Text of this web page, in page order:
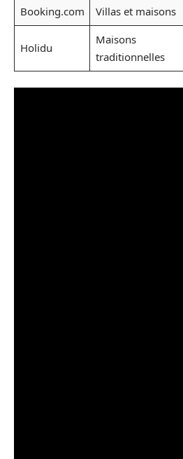
Booking.com
Villas et maisons
Holidu
Maisons
traditionnelles